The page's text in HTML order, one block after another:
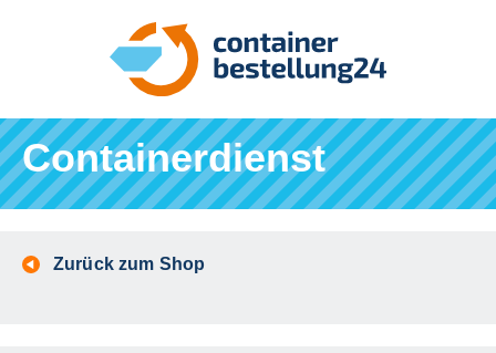
Containerdienst
Zurück zum Shop